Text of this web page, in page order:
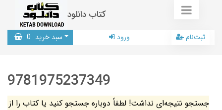
کتاب دانلود
سبد خرید 0 ورود ثبت‌نام
9781975237349
جستجو نتیجه‌ای نداشت! لطفاً دوباره جستجو کنید یا کتاب را از